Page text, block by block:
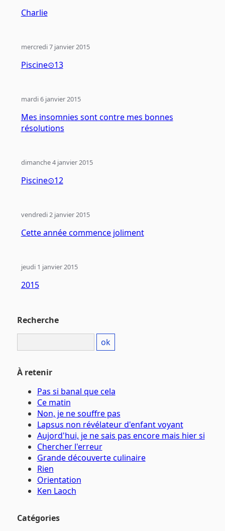
Charlie
Piscine⊙13
mercredi 7 janvier 2015
Mes insomnies sont contre mes bonnes
résolutions
mardi 6 janvier 2015
Piscine⊙12
dimanche 4 janvier 2015
Cette année commence joliment
vendredi 2 janvier 2015
2015
jeudi 1 janvier 2015
Recherche
À retenir
Pas si banal que cela
Ce matin
Non, je ne souffre pas
Lapsus non révélateur d'enfant voyant
Aujord'hui, je ne sais pas encore mais hier si
Chercher l'erreur
Grande découverte culinaire
Rien
Orientation
Ken Laoch
Catégories